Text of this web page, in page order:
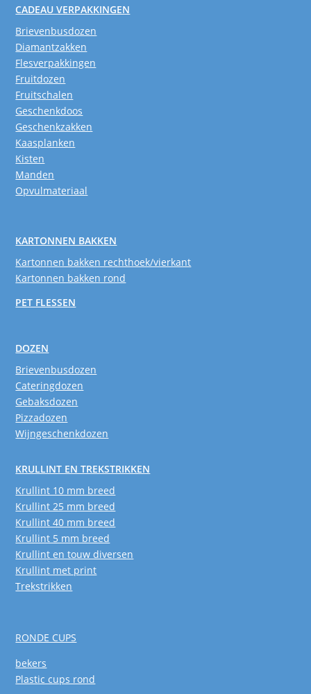
CADEAU VERPAKKINGEN
Brievenbusdozen
Diamantzakken
Flesverpakkingen
Fruitdozen
Fruitschalen
Geschenkdoos
Geschenkzakken
Kaasplanken
Kisten
Manden
Opvulmateriaal
KARTONNEN BAKKEN
Kartonnen bakken rechthoek/vierkant
Kartonnen bakken rond
PET FLESSEN
DOZEN
Brievenbusdozen
Cateringdozen
Gebaksdozen
Pizzadozen
Wijngeschenkdozen
KRULLINT EN TREKSTRIKKEN
Krullint 10 mm breed
Krullint 25 mm breed
Krullint 40 mm breed
Krullint 5 mm breed
Krullint en touw diversen
Krullint met print
Trekstrikken
RONDE CUPS
bekers
Plastic cups rond